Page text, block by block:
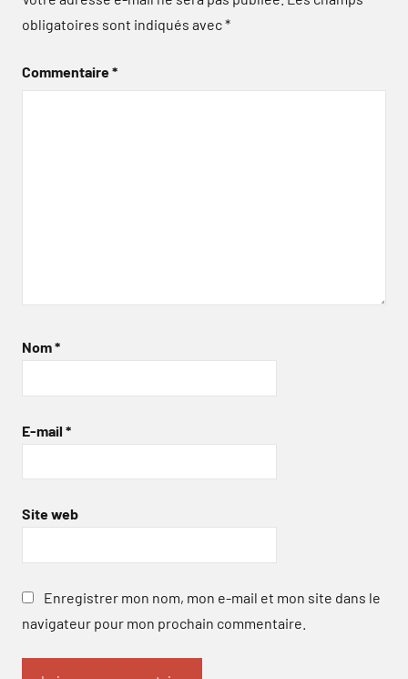
obligatoires sont indiqués avec*
Commentaire*
Nom*
E-mail *
Site web
Enregistrer mon nom, mon e-mail et mon site dans le
navigateur pour mon prochain commentaire.